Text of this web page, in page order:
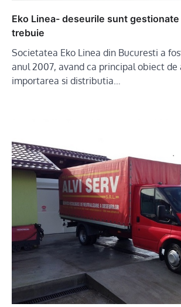
Eko Linea- deseurile sunt gestionate
trebuie
Societatea Eko Linea din Bucuresti a
anul 2007, avand ca principal obiect
importarea si distributia…